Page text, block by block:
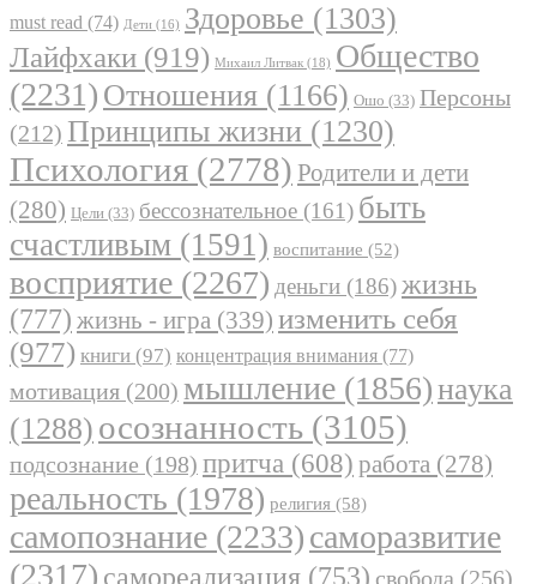
must read (74) Дети (16) Здоровье (1303)
Лайфхаки (919) Михаил Литвак (18) Общество
(2231) Отношения (1166) Ошо (33) Персоны
(212) Принципы жизни (1230)
Психология (2778) Родители и дети
(280) Цели (33) бессознательное (161) быть
счастливым (1591) воспитание (52)
восприятие (2267) деньги (186)жизнь
(777) жизнь - игра (339) изменить себя
(977) книги (97) концентрация внимания (77)
мотивация (200) мышление (1856)наука
(1288) осознанность (3105)
подсознание (198) притча (608) работа (278)
реальность (1978) религия (58)
самопознание (2233)саморазвитие
(2317) самореализация (753) свобода (256)